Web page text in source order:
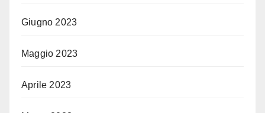
Giugno 2023
Maggio 2023
Aprile 2023